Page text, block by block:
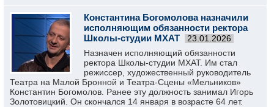
Константина Богомолова назначили
исполняющим обязанности ректора
Школы-студии МХАТ
23.01.2026
Назначен исполняющий обязанности
ректора Школы-студии МХАТ. Им стал
режиссер, художественный руководитель
Театра на Малой Бронной и Театра-Сцены «Мельников»
Константин Богомолов. Ранее эту должность занимал Игорь
Золотовицкий. Он скончался 14 января в возрасте 64 лет.